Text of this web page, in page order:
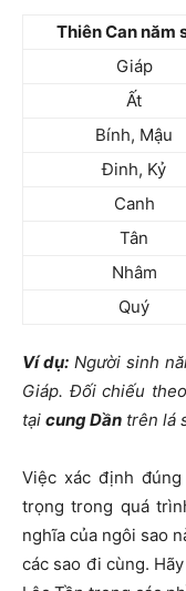
Thiên Can năm
Giáp
Ất
Bính, Mậu
Đinh, Kỷ
Canh
Tân
Nhâm
Quý
Ví dụ: Người sinh
Giáp. Đối chiếu
tại cung Dần trên lá
Việc xác định
trọng trong quá
nghĩa của ngôi sao
các sao đi cùng.